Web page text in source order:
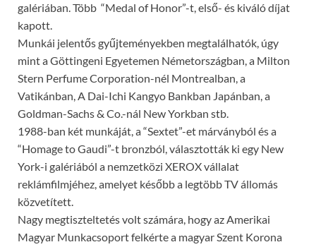
galériában. Több “Medal of Honor”-t, első- és kiváló díjat
kapott.
Munkái jelentős gyűjteményekben megtalálhatók, úgy
mint a Göttingeni Egyetemen Németországban, a Milton
Stern Perfume Corporation-nél Montrealban, a
Vatikánban, A Dai-Ichi Kangyo Bankban Japánban, a
Goldman-Sachs & Co.-nál New Yorkban stb.
1988-ban két munkáját, a “Sextet”-et márványból és a
“Homage to Gaudi”-t bronzból, választották ki egy New
York-i galériából a nemzetközi XEROX vállalat
reklámfilmjéhez, amelyet később a legtöbb TV állomás
közvetített.
Nagy megtiszteltetés volt számára, hogy az Amerikai
Magyar Munkacsoport felkérte a magyar Szent Korona